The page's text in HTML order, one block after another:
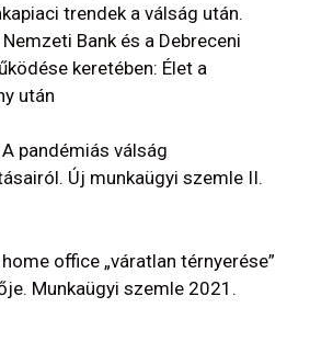
trendek a válság után.
Bank és a Debreceni
keretében: Élet a
után
pandémiás válság
Új munkaügyi szemle II.
office „váratlan térnyerése”
Munkaügyi szemle 2021.